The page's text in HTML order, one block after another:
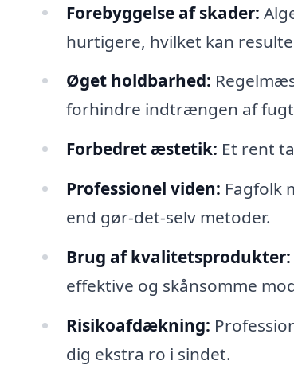
Forebyggelse af skader:
hurtigere, hvilket kan
Øget holdbarhed:
forhindre indtrængen af fugt
Forbedret æstetik: Et rent
Professionel viden: Fagfolk
end gør-det-selv metoder.
Brug af kvalitetsprodukter:
effektive og skånsomme
Risikoafdækning:
dig ekstra ro i sindet.